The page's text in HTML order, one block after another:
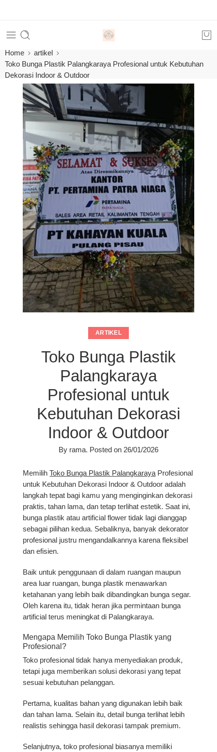
Home
artikel
Toko Bunga Plastik Palangkaraya Profesional untuk Kebutuhan
Dekorasi Indoor & Outdoor
ARTIKEL
Toko Bunga Plastik
Palangkaraya
Profesional untuk
Kebutuhan Dekorasi
Indoor & Outdoor
By rama. Posted on 26/01/2026
MemilihToko Bunga Plastik Palangkaraya Profesional
untuk Kebutuhan Dekorasi Indoor & Outdoor adalah
langkah tepat bagi kamu yang menginginkan dekorasi
praktis, tahan lama, dan tetap terlihat estetik. Saat ini,
bunga plastik atau artificial flower tidak lagi dianggap
sebagai pilihan kedua. Sebaliknya, banyak dekorator
profesional justru mengandalkannya karena fleksibel
dan efisien.
Baik untuk penggunaan di dalam ruangan maupun
area luar ruangan, bunga plastik menawarkan
ketahanan yang lebih baik dibandingkan bunga segar.
Oleh karena itu, tidak heran jika permintaan bunga
artificial terus meningkat di Palangkaraya.
Mengapa Memilih Toko Bunga Plastik yang
Profesional?
Toko profesional tidak hanya menyediakan produk,
tetapi juga memberikan solusi dekorasi yang tepat
sesuai kebutuhan pelanggan.
Pertama, kualitas bahan yang digunakan lebih baik
dan tahan lama. Selain itu, detail bunga terlihat lebih
realistis sehingga hasil dekorasi tampak premium.
Selanjutnya, toko profesional biasanya memiliki